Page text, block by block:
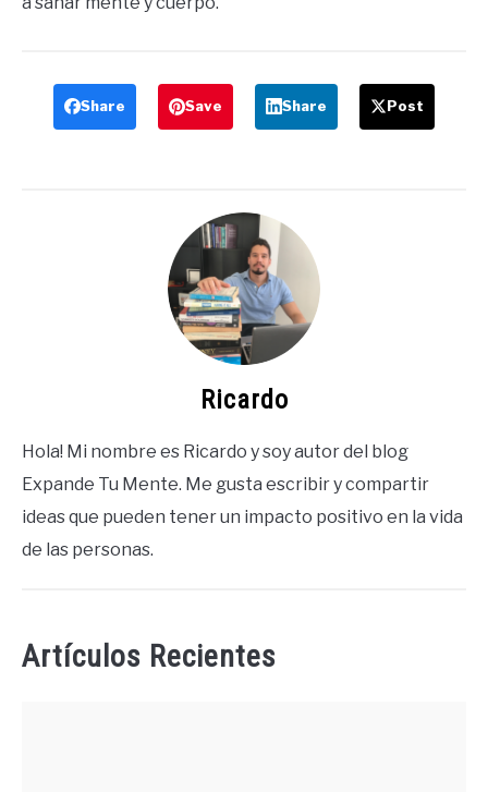
Share Save Share Post
Ricardo
Hola! Mi nombre es Ricardo y soy autor del blog
Expande Tu Mente. Me gusta escribir y compartir
ideas que pueden tener un impacto positivo en la vida
de las personas.
Artículos Recientes